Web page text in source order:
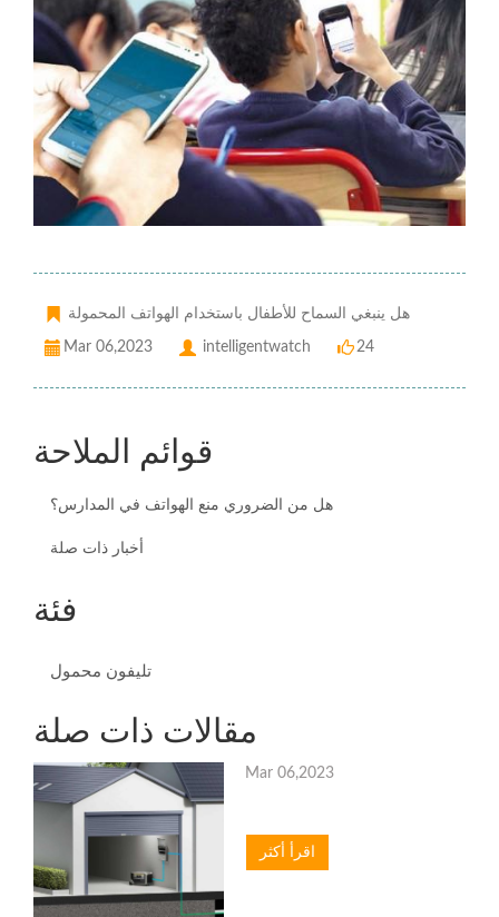
هل ينبغي السماح للأطفال باستخدام الهواتف المحمولة
Mar 06,2023 intelligentwatch 24
قوائم الملاحة
هل من الضروري منع الهواتف في المدارس؟
أخبار ذات صلة
فئة
تليفون محمول
مقالات ذات صلة
Mar 06,2023
اقرأ أكثر